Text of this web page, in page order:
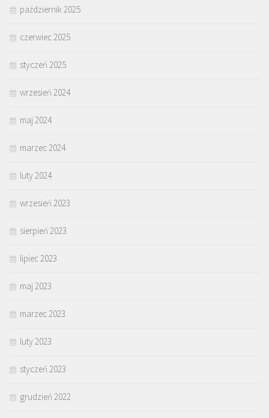
październik 2025
czerwiec 2025
styczeń 2025
wrzesień 2024
maj 2024
marzec 2024
luty 2024
wrzesień 2023
sierpień 2023
lipiec 2023
maj 2023
marzec 2023
luty 2023
styczeń 2023
grudzień 2022